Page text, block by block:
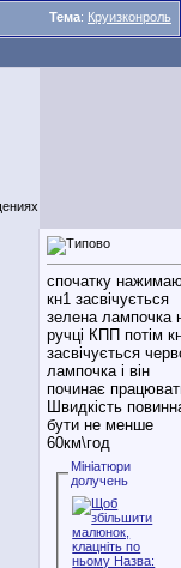
Тема: Круизконроль
спочатку
кн1 засвічується
зелена лампочка
ручці КПП потім
засвічується
лампочка і він
починає
Швидкість
бути не менше
60км\год
Мініатюри
долучень